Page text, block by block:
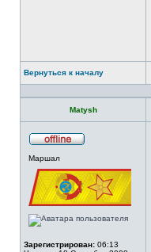
Вернуться к началу
Matysh
сети
Маршал
Зарегистрирован: 06:13